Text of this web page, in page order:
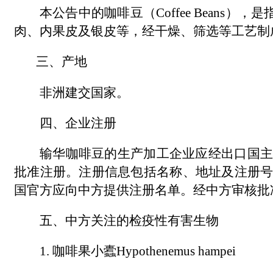
本公告中的咖啡豆（Coffee Beans），
肉、内果皮及银皮等，经干燥、筛选等工艺制
三、产地
非洲建交国家。
四、企业注册
输华咖啡豆的生产加工企业应经出口国
批准注册。注册信息包括名称、地址及注册
国官方应向中方提供注册名单。经中方审核
五、中方关注的检疫性有害生物
1. 咖啡果小蠹Hypothenemus hampei